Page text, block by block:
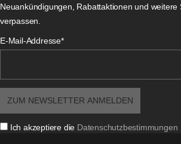
Neuankündigungen, Rabattaktionen und weitere
verpassen.
E-Mail-Addresse*
Ich akzeptiere die Datenschutzbestimmungen